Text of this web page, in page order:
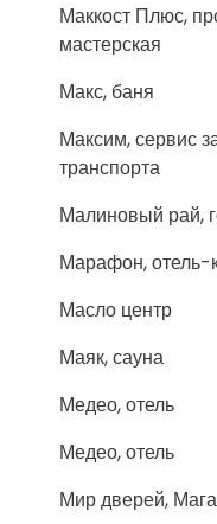
Маккост Плюс,
мастерская
Макс, баня
Максим, сервис
транспорта
Малиновый рай,
Марафон, отель-
Масло центр
Маяк, сауна
Медео, отель
Медео, отель
Мир дверей,